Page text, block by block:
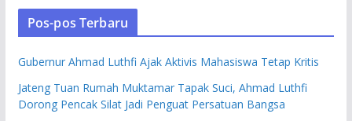
Pos-pos Terbaru
Gubernur Ahmad Luthfi Ajak Aktivis Mahasiswa Tetap Kritis
Jateng Tuan Rumah Muktamar Tapak Suci, Ahmad Luthfi
Dorong Pencak Silat Jadi Penguat Persatuan Bangsa